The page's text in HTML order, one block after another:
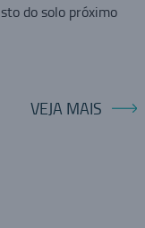
do solo próximo
VEJA MAIS